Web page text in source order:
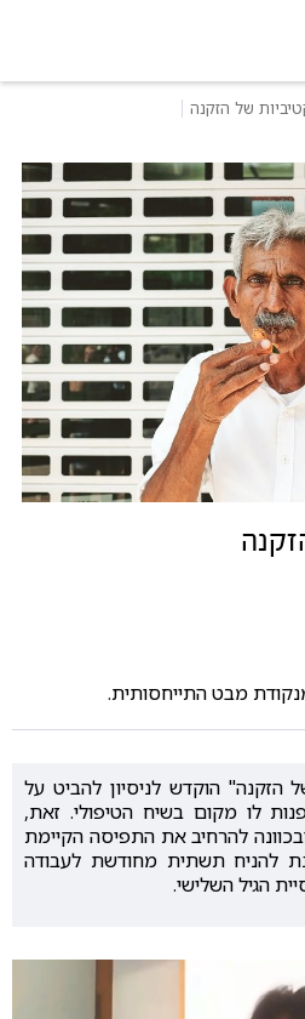
של הזקנה
מבט התייחסותית.
הזקנה" הוקדש לניסיון להביט על
לו מקום בשיח הטיפולי. זאת,
להרחיב את התפיסה הקיימת
להניח תשתית מחודשת לעבודה
הגיל השלישי.